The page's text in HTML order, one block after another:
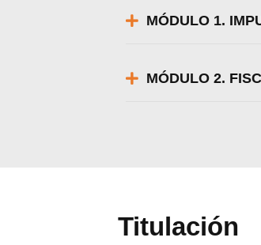
MÓDULO 1.
MÓDULO 2.
Titulación